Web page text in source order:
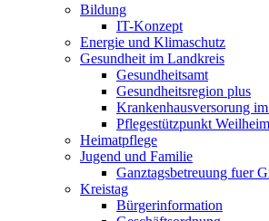
Bildung
IT-Konzept
Energie und Klimaschutz
Gesundheit im Landkreis
Gesundheitsamt
Gesundheitsregion plus
Krankenhausversorung
Pflegestützpunkt
Heimatpflege
Jugend und Familie
Ganztagsbetreuung fuer
Kreistag
Bürgerinformation